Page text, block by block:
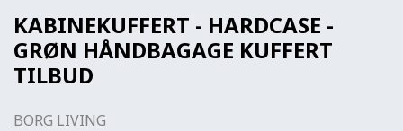
KABINEKUFFERT - HARDCASE -
GRØN HÅNDBAGAGE KUFFERT
TILBUD
BORG LIVING